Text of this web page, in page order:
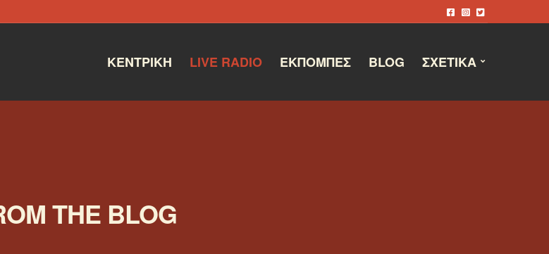
ΚΕΝΤΡΙΚΉ LIVE RADIO ΕΚΠΟΜΠΈΣ BLOG ΣΧΕΤΙΚΆ
THE BLOG